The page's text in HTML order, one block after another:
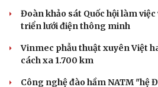
Cải chính
Đoàn khảo sát Quốc hội làm việc
triển lưới điện thông minh
Vinmec phẫu thuật xuyên Việt
cách xa 1.700 km
Công nghệ đào hầm NATM "hệ